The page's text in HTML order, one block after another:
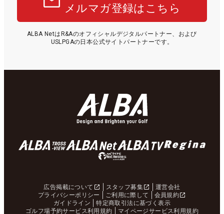
メルマガ登録はこちら
ALBA NetはR&Aのオフィシャルデジタルパートナー、および
USLPGAの日本公式サイトパートナーです。
広告掲載について スタッフ募集
運営会社
プライバシーポリシー
ご利用に際して
会員規約
ガイドライン
特定商取引法に基づく表示
ゴルフ場予約サービス利用規約
マイページサービス利用規約